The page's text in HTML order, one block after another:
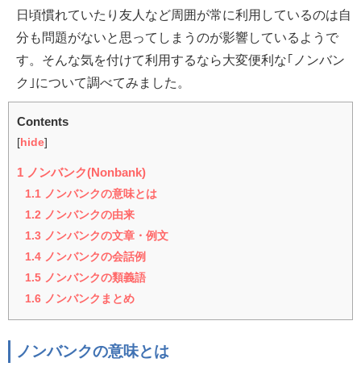
日頃慣れていたり友人など周囲が常に利用しているのは自
分も問題がないと思ってしまうのが影響しているようで
す。そんな気を付けて利用するなら大変便利な｢ノンバン
ク｣について調べてみました。
Contents
[ hide]
1 ノンバンク(Nonbank)
1.1 ノンバンクの意味とは
1.2 ノンバンクの由来
1.3 ノンバンクの文章・例文
1.4 ノンバンクの会話例
1.5 ノンバンクの類義語
1.6 ノンバンクまとめ
ノンバンクの意味とは